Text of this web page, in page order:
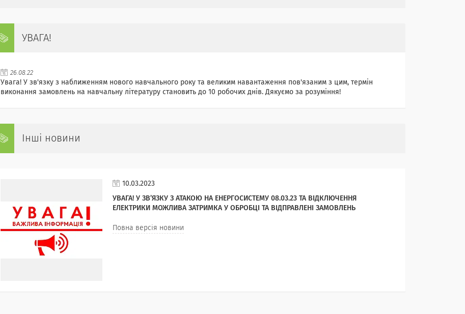
УВАГА!
26.08.22
Увага! У зв'язку з наближенням нового навчального року та великим навантаження пов'язаним з цим, термін
виконання замовлень на навчальну літературу становить до 10 робочих днів. Дякуємо за розуміння!
Інші новини
10.03.2023
УВАГА! У ЗВ’ЯЗКУ З АТАКОЮ НА ЕНЕРГОСИСТЕМУ 08.03.23 ТА ВІДКЛЮЧЕННЯ
ЕЛЕКТРИКИ МОЖЛИВА ЗАТРИМКА У ОБРОБЦІ ТА ВІДПРАВЛЕНІ ЗАМОВЛЕНЬ
Повна версія новини